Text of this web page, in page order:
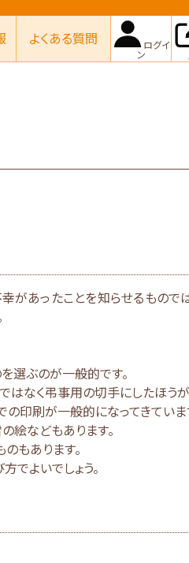
よくある質問 ログイ
ン
があったことを知らせるもので
選ぶのが一般的です。
なく弔事用の切手にしたほうが
印刷が一般的になってきていま
絵などもあります。
もあります。
でよいでしょう。